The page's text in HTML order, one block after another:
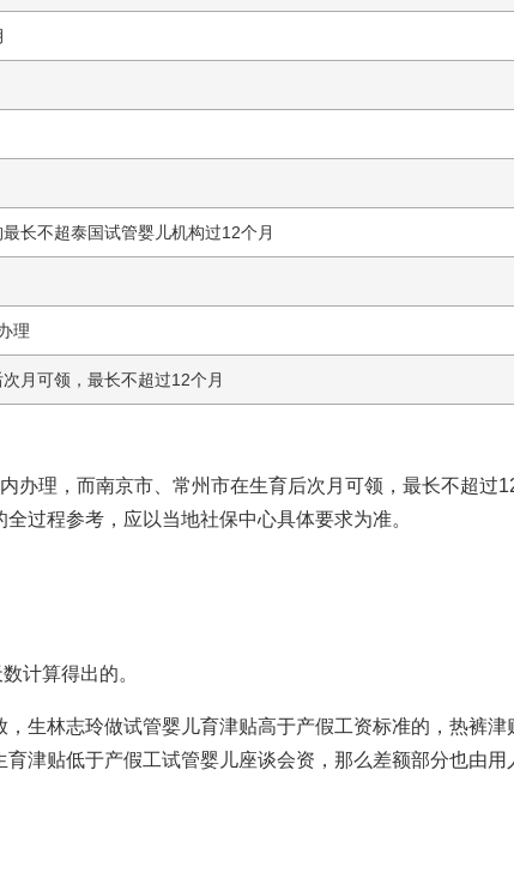
最长不超泰国试管婴儿机构过12个月
理
次月可领，最长不超过12个月
办理，而南京市、常州市在生育后次月可领，最长不超过
全过程参考，应以当地社保中心具体要求为准。
计算得出的。
，生林志玲做试管婴儿育津贴高于产假工资标准的，热裤津
育津贴低于产假工试管婴儿座谈会资，那么差额部分也由用